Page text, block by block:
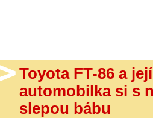
Toyota FT-86 a
automobilka si s
slepou bábu